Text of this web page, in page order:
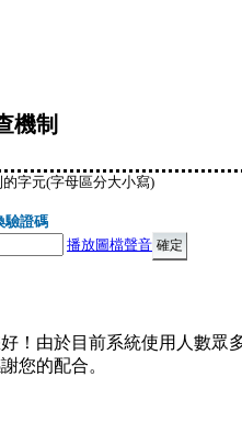
機制
字元(字母區分大小寫)
驗證碼
播放圖檔聲音
！由於目前系統使用人數眾
您的配合。